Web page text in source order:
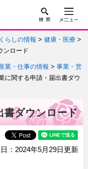
らしの情報>健康・医療>
ンロード
業・仕事の情報>事業・営
に関する申請・届出書ダウ
書ダウンロード
：2024年5月29日更新